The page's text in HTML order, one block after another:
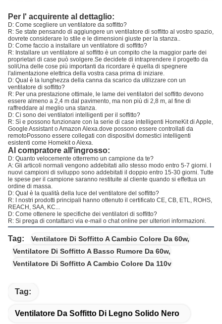
Per l' acquirente al dettaglio:
D: Come scegliere un ventilatore da soffitto?
R: Se state pensando di aggiungere un ventilatore di soffitto al vostro spazio,
dovrete considerare lo stile e le dimensioni giuste per la stanza..
D: Come faccio a installare un ventilatore di soffitto?
R: Installare un ventilatore al soffitto è un compito che la maggior parte dei
proprietari di case può svolgere.Se decidete di intraprendere il progetto da
soliUna delle cose più importanti da ricordare è quella di spegnere
l'alimentazione elettrica della vostra casa prima di iniziare.
D: Qual è la lunghezza della canna da scarico da utilizzare con un
ventilatore di soffitto?
R: Per una prestazione ottimale, le lame dei ventilatori del soffitto devono
essere almeno a 2,4 m dal pavimento, ma non più di 2,8 m, al fine di
raffreddare al meglio una stanza.
D: Ci sono dei ventilatori intelligenti per il soffitto?
R: Sì e possono funzionare con la serie di case intelligenti HomeKit di Apple,
Google Assistant o Amazon Alexa.dove possono essere controllati da
remotoPossono essere collegati con dispositivi domestici intelligenti
esistenti come Homekit o Alexa.
Al compratore all'ingrosso:
D: Quanto velocemente otterremo un campione da te?
A: Gli articoli normali vengono addebitati allo stesso modo entro 5-7 giorni. I
nuovi campioni di sviluppo sono addebitati il doppio entro 15-30 giorni. Tutte
le spese per il campione saranno restituite al cliente quando si effettua un
ordine di massa.
D: Qual è la qualità della luce del ventilatore del soffitto?
R: I nostri prodotti principali hanno ottenuto il certificato CE, CB, ETL, ROHS,
REACH, SAA, KC...
D: Come ottenere le specifiche dei ventilatori di soffitto?
R: Si prega di contattarci via e-mail o chat online per ulteriori informazioni.
Tag: Ventilatore Di Soffitto A Cambio Colore Da 60w,
Ventilatore Di Soffitto A Basso Rumore Da 60w,
Ventilatore Di Soffitto A Cambio Colore Da 110v
Tag:
Ventilatore Da Soffitto Di Legno Solido Nero